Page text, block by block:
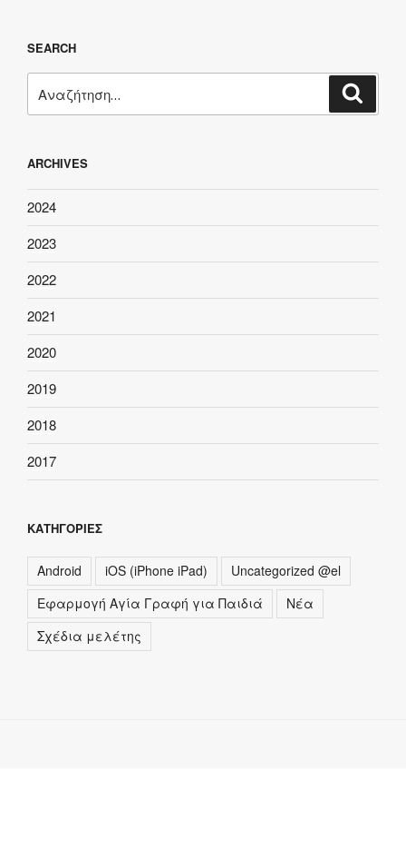
SEARCH
για:
ARCHIVES
2024
2023
2022
2021
2020
2019
2018
2017
ΚΑΤΗΓΟΡΊΕΣ
Android iOS (iPhone iPad)
Uncategorized @el
Εφαρμογή Αγία Γραφή για Παιδιά
Νέα
Σχέδια μελέτης